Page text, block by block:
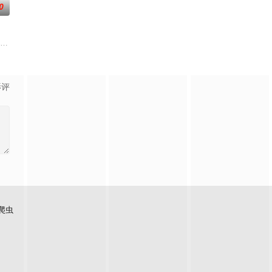
了，美冶被鸿藏家族的本家收
途犬们，热热闹闹、鸡飞狗跳的日常世界！依旧针锋相对、冲突不断
看了吧。”明仁是个颜控、私生活风流不羁的大学生，偏偏看不顺眼长相貌
评
虫